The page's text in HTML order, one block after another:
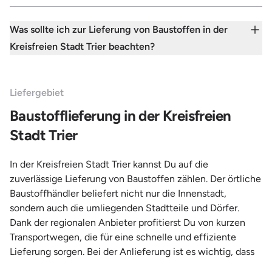
Was sollte ich zur Lieferung von Baustoffen in der
Kreisfreien Stadt Trier beachten?
Liefergebiet
Baustofflieferung in der Kreisfreien
Stadt Trier
In der Kreisfreien Stadt Trier kannst Du auf die
zuverlässige Lieferung von Baustoffen zählen. Der örtliche
Baustoffhändler beliefert nicht nur die Innenstadt,
sondern auch die umliegenden Stadtteile und Dörfer.
Dank der regionalen Anbieter profitierst Du von kurzen
Transportwegen, die für eine schnelle und effiziente
Lieferung sorgen. Bei der Anlieferung ist es wichtig, dass